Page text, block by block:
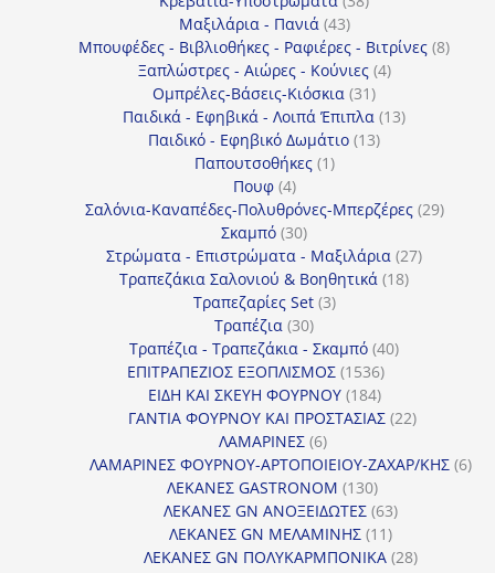
Μαξιλάρια - Πανιά 4343
προϊόντα
Μπουφέδες - Βιβλιοθήκες - Ραφιέρες - Βιτρίνες 88
Ξαπλώστρες - Αιώρες - Κούνιες 44
Ομπρέλες-Βάσεις-Κιόσκια 3131
προϊόντα
Παιδικά - Εφηβικά - Λοιπά Έπιπλα 1313
Παιδικό - Εφηβικό Δωμάτιο 1313
Παπουτσοθήκες 11
Πουφ 44
προϊόντα
Σαλόνια-Καναπέδες-Πολυθρόνες-Μπερζέρες 2929
Σκαμπό 3030
προϊόντα
Στρώματα - Επιστρώματα - Μαξιλάρια 2727
Τραπεζάκια Σαλονιού & Βοηθητικά 1818
Τραπεζαρίες Set 33
Τραπέζια 3030
προϊόντα
Τραπέζια - Τραπεζάκια - Σκαμπό 4040
ΕΠΙΤΡΑΠΕΖΙΟΣ ΕΞΟΠΛΙΣΜΟΣ 15361536
προϊόντα
ΕΙΔΗ ΚΑΙ ΣΚΕΥΗ ΦΟΥΡΝΟΥ 184184
προϊόντα
ΓΑΝΤΙΑ ΦΟΥΡΝΟΥ ΚΑΙ ΠΡΟΣΤΑΣΙΑΣ 2222
ΛΑΜΑΡΙΝΕΣ 66
προϊόντα
ΛΑΜΑΡΙΝΕΣ ΦΟΥΡΝΟΥ-ΑΡΤΟΠΟΙΕΙΟΥ-ΖΑΧΑΡ/ΚΗΣ 66
ΛΕΚΑΝΕΣ GASTRONOM 130130
προϊόντα
ΛΕΚΑΝΕΣ GN ΑΝΟΞΕΙΔΩΤΕΣ 6363
ΛΕΚΑΝΕΣ GN ΜΕΛΑΜΙΝΗΣ 1111
προϊόντα
ΛΕΚΑΝΕΣ GN ΠΟΛΥΚΑΡΜΠΟΝΙΚΑ 2828